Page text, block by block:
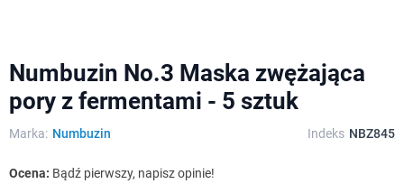
Numbuzin No.3 Maska zwężająca
pory z fermentami - 5 sztuk
Marka: Numbuzin Indeks NBZ845
Ocena: Bądź pierwszy, napisz opinie!